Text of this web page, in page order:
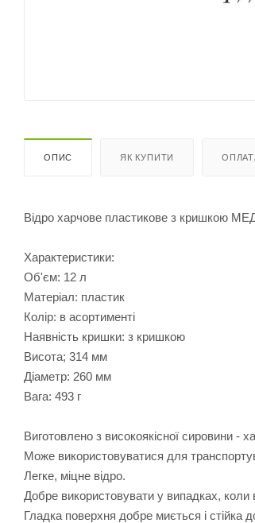
ОПИС ЯК КУПИТИ
Відро харчове пластикове з кришкою
Характеристики:
Об'єм: 12 л
Матеріал: пластик
Колір: в асортименті
Наявність кришки: з кришкою
Висота; 314 мм
Діаметр: 260 мм
Вага: 493 г
Виготовлено з високоякісної сировини -
Може використовуватися для
Легке, міцне відро.
Добре використовувати у випадках, коли
Гладка поверхня добре миється і стійка